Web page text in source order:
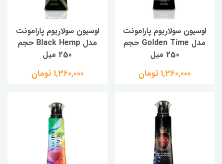
لوسیون سولاریوم پارامونت
مدل Golden Time حجم
250 میل
1,360,000 تومان
لوسیون سولاریوم پارامونت
مدل Black Hemp حجم
250 میل
1,360,000 تومان